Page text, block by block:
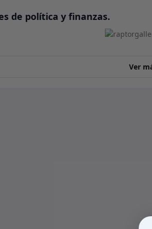
de política y finanzas.
Ver